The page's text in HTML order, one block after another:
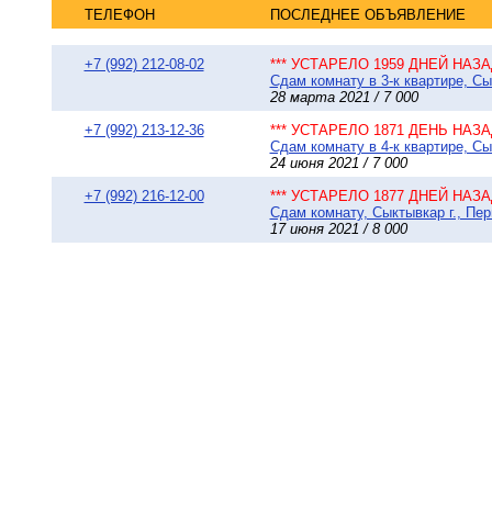
ТЕЛЕФОН ПОСЛЕДНЕЕ ОБЪЯВЛЕНИЕ
+7 (992) 212-08-02
*** УСТАРЕЛО 1959 ДНЕЙ
Сдам комнату в 3-к квартире,
28 марта 2021 / 7 000
+7 (992) 213-12-36
*** УСТАРЕЛО 1871 ДЕНЬ
Сдам комнату в 4-к квартире,
24 июня 2021 / 7 000
+7 (992) 216-12-00
*** УСТАРЕЛО 1877 ДНЕЙ
Сдам комнату, Сыктывкар г.,
17 июня 2021 / 8 000